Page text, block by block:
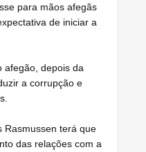
para mãos afegãs
de iniciar a
afegão, depois da
a corrupção e
Rasmussen terá que
das relações com a